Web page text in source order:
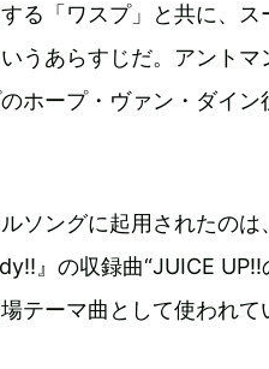
る「ワスプ」と共に、
うあらすじだ。アント
のホープ・ヴァン・ダイ
ソングに起用されたの
』の収録曲“JUICE
テーマ曲として使われて